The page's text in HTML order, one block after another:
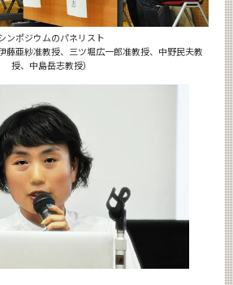
ンポジウムのパネリスト
藤亜紗准教授、三ツ堀広一郎准教授、中野民夫教
授、中島岳志教授）